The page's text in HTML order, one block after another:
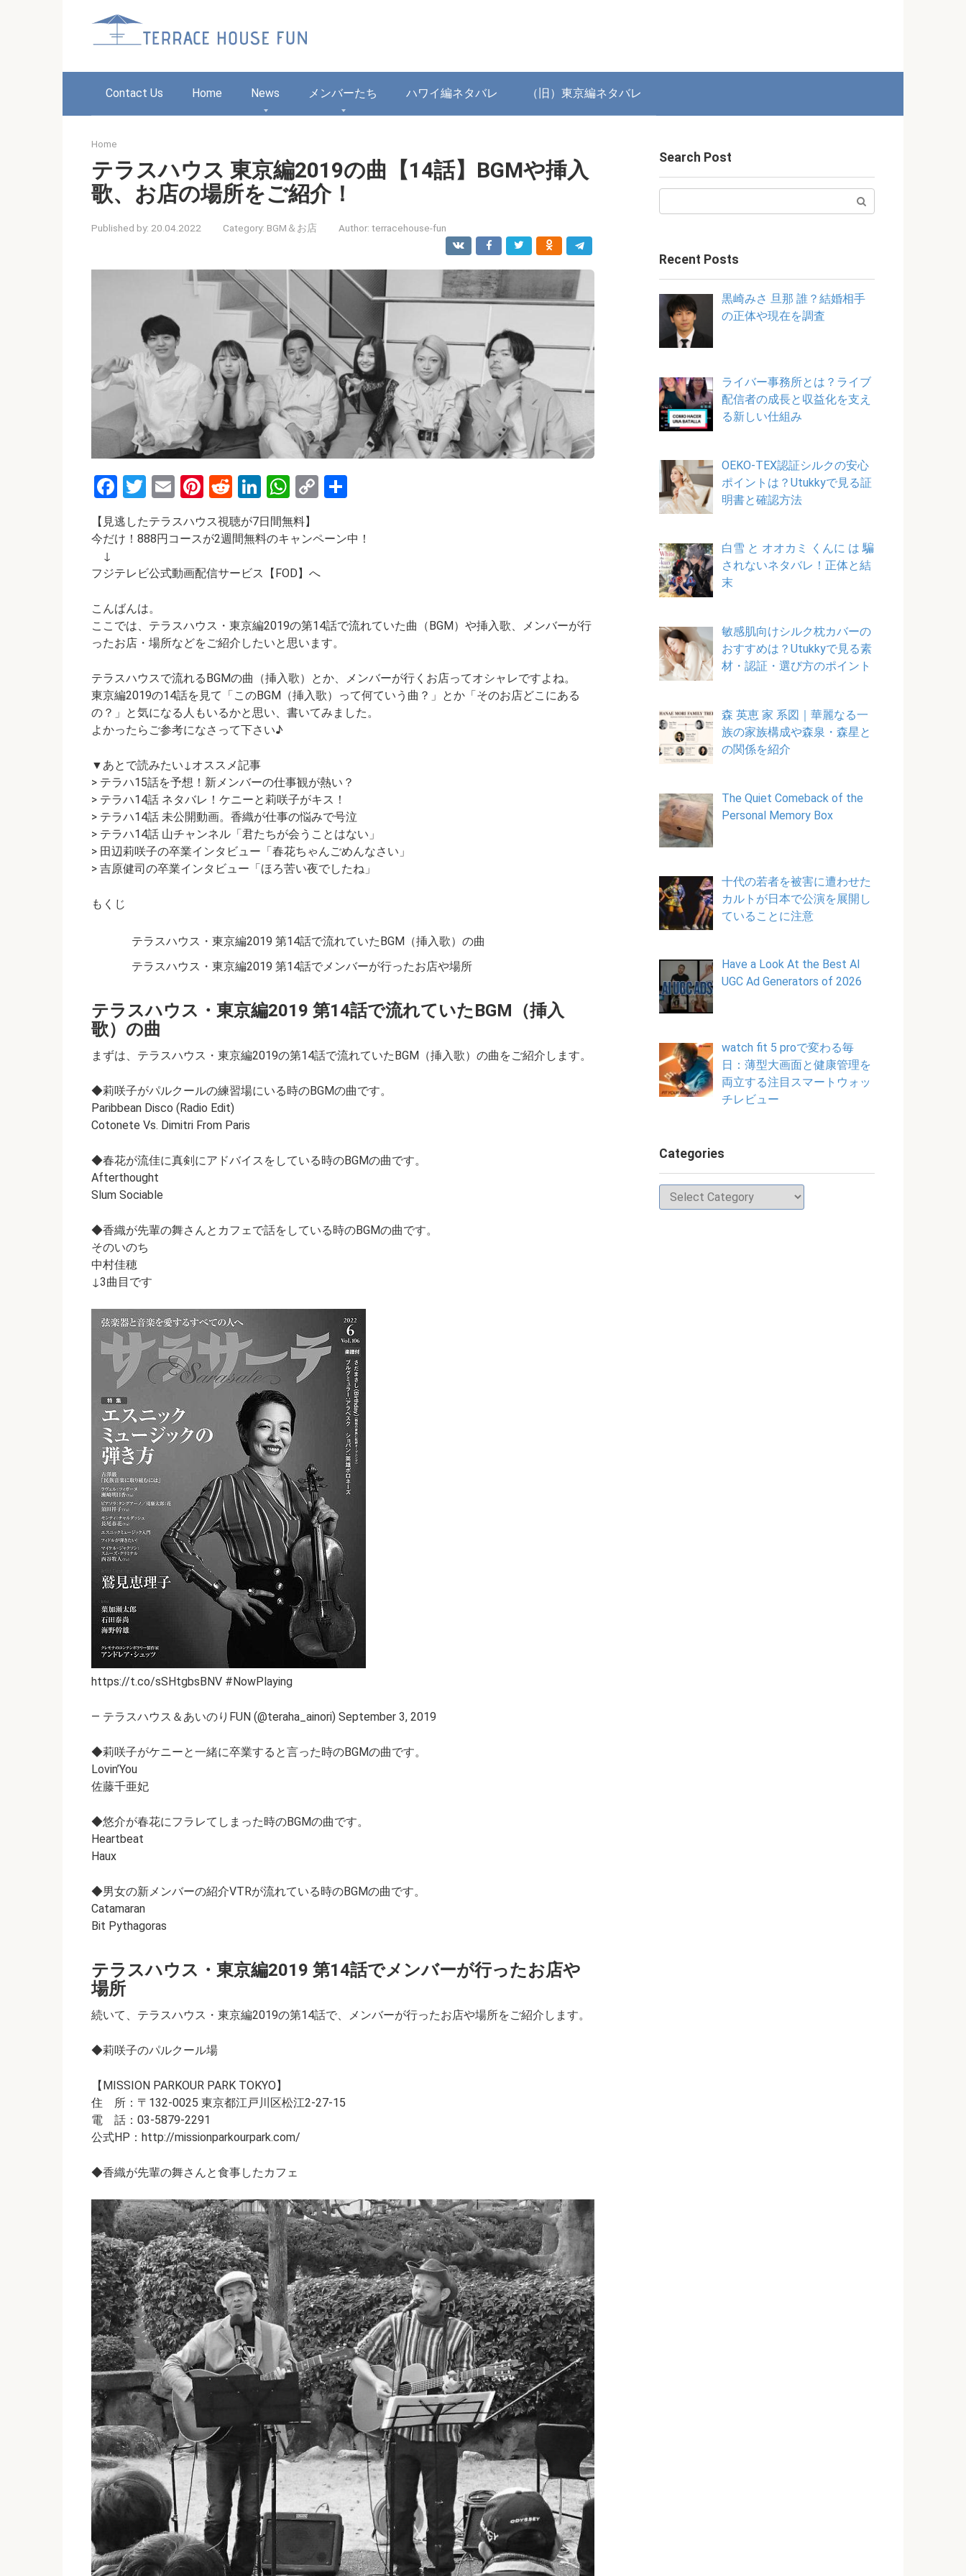
Contact Us Home News メンバーたち ハワイ編ネタバレ （旧）東京編ネタバレ
Home
テラスハウス 東京編2019の曲【14話】BGMや挿入
歌、お店の場所をご紹介！
Published by: 20.04.2022 Category: BGM＆お店 Author: terracehouse-fun
F
a
ce
o
o
k
T
wi
tt
E
ail
Pi
nt
er
t
R
e
d
t
Li
n
ke
n
W
h
at
A
p
C
py
n
ar
【見逃したテラスハウス視聴が7日間無料】
今だけ！888円コースが2週間無料のキャンペーン中！
↓
フジテレビ公式動画配信サービス【FOD】へ
こんばんは。
ここでは、テラスハウス・東京編2019の第14話で流れていた曲（BGM）や挿入歌、メンバーが行
ったお店・場所などをご紹介したいと思います。
テラスハウスで流れるBGMの曲（挿入歌）とか、メンバーが行くお店ってオシャレですよね。
東京編2019の14話を見て 「このBGM（挿入歌）って何ていう曲？」とか「そのお店どこにある
の？」 と気になる人もいるかと思い、書いてみました。
よかったらご参考になさって下さい♪
▼あとで読みたい↓オススメ記事
> テラハ15話を予想！新メンバーの仕事観が熱い？
> テラハ14話 ネタバレ！ケニーと莉咲子がキス！
> テラハ14話 未公開動画。香織が仕事の悩みで号泣
> テラハ14話 山チャンネル「君たちが会うことはない」
> 田辺莉咲子の卒業インタビュー「春花ちゃんごめんなさい」
> 吉原健司の卒業インタビュー「ほろ苦い夜でしたね」
もくじ
テラスハウス・東京編2019 第14話で流れていたBGM（挿入歌）の曲
テラスハウス・東京編2019 第14話でメンバーが行ったお店や場所
テラスハウス・東京編2019 第14話で流れていたBGM（挿入
歌）の曲
まずは、テラスハウス・東京編2019の第14話で流れていたBGM（挿入歌）の曲をご紹介します。
◆莉咲子がパルクールの練習場にいる時のBGMの曲です。
Paribbean Disco (Radio Edit)
Cotonete Vs. Dimitri From Paris
◆春花が流佳に真剣にアドバイスをしている時のBGMの曲です。
Afterthought
Slum Sociable
◆香織が先輩の舞さんとカフェで話をしている時のBGMの曲です。
そのいのち
中村佳穂
↓3曲目です
https://t.co/sSHtgbsBNV #NowPlaying
— テラスハウス＆あいのりFUN (@teraha_ainori) September 3, 2019
◆莉咲子がケニーと一緒に卒業すると言った時のBGMの曲です。
Lovin’You
佐藤千亜妃
◆悠介が春花にフラレてしまった時のBGMの曲です。
Heartbeat
Haux
◆男女の新メンバーの紹介VTRが流れている時のBGMの曲です。
Catamaran
Bit Pythagoras
テラスハウス・東京編2019 第14話でメンバーが行ったお店や
場所
続いて、テラスハウス・東京編2019の第14話で、メンバーが行ったお店や場所をご紹介します。
◆莉咲子のパルクール場
【MISSION PARKOUR PARK TOKYO】
住 所：〒132-0025 東京都江戸川区松江2-27-15
電 話：03-5879-2291
公式HP：http://missionparkourpark.com/
◆香織が先輩の舞さんと食事したカフェ
Search Post
Recent Posts
黒崎みさ 旦那 誰？結婚相手
の正体や現在を調査
ライバー事務所とは？ライブ
配信者の成長と収益化を支え
る新しい仕組み
OEKO-TEX認証シルクの安心
ポイントは？Utukkyで見る証
明書と確認方法
白雪 と オオカミ くんに は 騙
されないネタバレ！正体と結
末
敏感肌向けシルク枕カバーの
おすすめは？Utukkyで見る素
材・認証・選び方のポイント
森 英恵 家 系図｜華麗なる一
族の家族構成や森泉・森星と
の関係を紹介
The Quiet Comeback of the
Personal Memory Box
十代の若者を被害に遭わせた
カルトが日本で公演を展開し
ていることに注意
Have a Look At the Best AI
UGC Ad Generators of 2026
watch fit 5 proで変わる毎
日：薄型大画面と健康管理を
両立する注目スマートウォッ
チレビュー
Categories
Categories